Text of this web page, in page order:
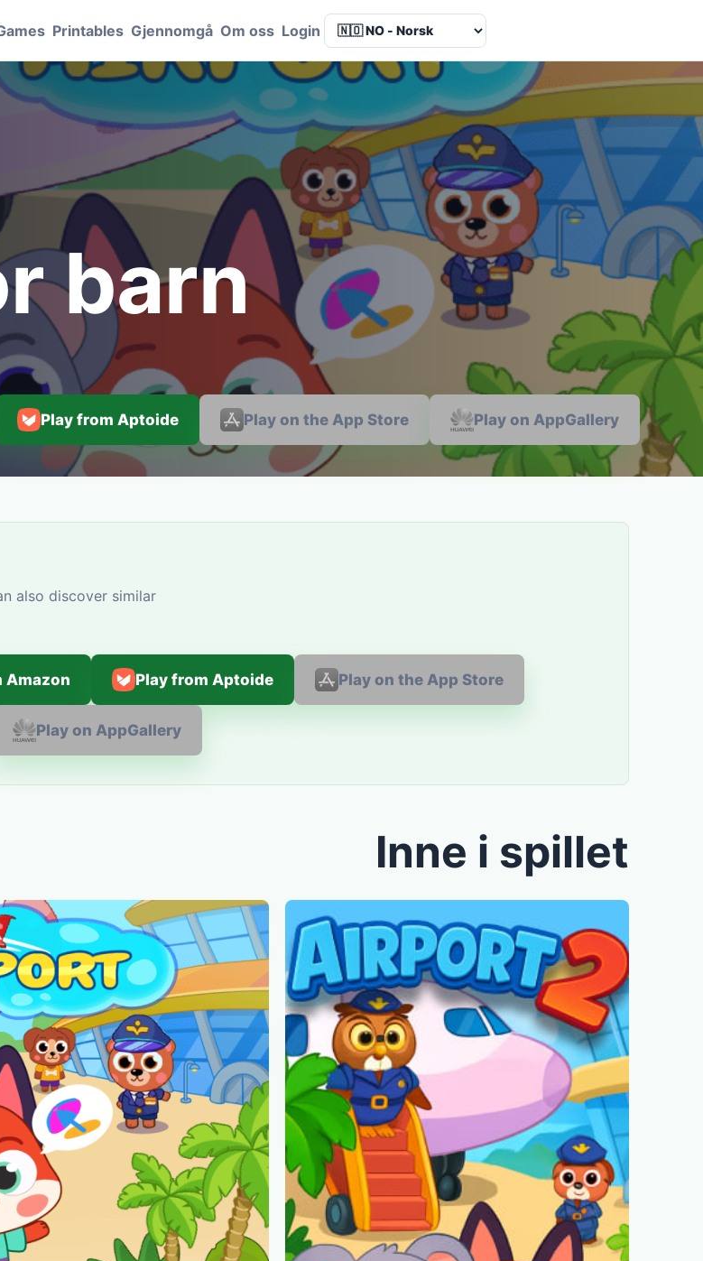
Printables Gjennomgå Om oss Login Language
barn
Play from Aptoide Play on the App Store Play on AppGallery
also discover similar
Amazon Play from Aptoide Play on the App Store
Play on AppGallery
Inne i spillet